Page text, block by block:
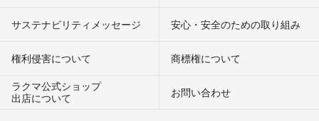
サステナビリティメッセージ 安心・安全のための取り組み
権利侵害について
商標権について
ラクマ公式ショップ
出店について
お問い合わせ